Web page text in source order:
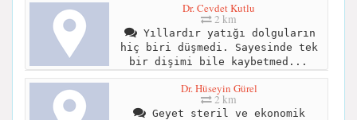
Dr. Cevdet Kutlu
2 km
Yıllardır yatığı dolguların
hiç biri düşmedi. Sayesinde tek
bir dişimi bile kaybetmed...
Dr. Hüseyin Gürel
2 km
Geyet steril ve ekonomik